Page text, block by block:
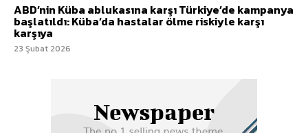
ABD’nin Küba ablukasına karşı Türkiye’de kampanya
başlatıldı: Küba’da hastalar ölme riskiyle karşı
karşıya
23 Şubat 2026